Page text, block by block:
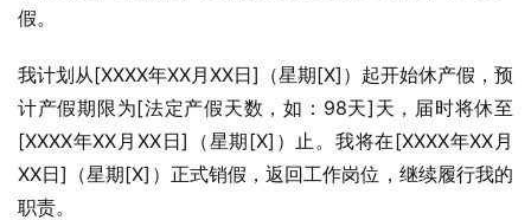
假。
我计划从[XXXX年XX月XX日]（星期[X]）起开始休产假，预
计产假期限为[法定产假天数，如：98天]天，届时将休至
[XXXX年XX月XX日]（星期[X]）止。我将在[XXXX年XX月
XX日]（星期[X]）正式销假，返回工作岗位，继续履行我的
职责。